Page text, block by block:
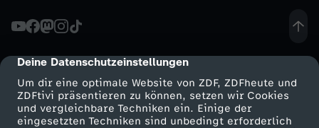
cmp-dialog-description
Deine Datenschutzeinstellungen
Um dir eine optimale Website von ZDF, ZDFheute und
ZDFtivi präsentieren zu können, setzen wir Cookies
und vergleichbare Techniken ein. Einige der
eingesetzten Techniken sind unbedingt erforderlich
c
h
M